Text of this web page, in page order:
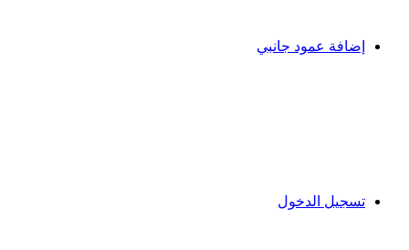
إضافة عمود جانبي
تسجيل الدخول